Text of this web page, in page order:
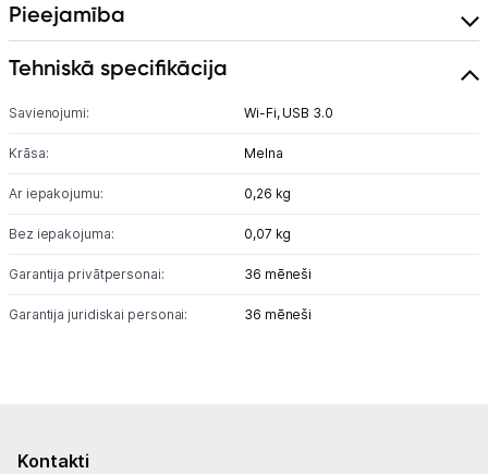
Blogs
Piegāde un apmaksa
Uzņēmumiem
Tet pakalpojumi
Pieejamība
Tehniskā specifikācija
Savienojumi: Wi-Fi, USB 3.0
Krāsa: Melna
Ar iepakojumu: 0,26 kg
Bez iepakojuma: 0,07 kg
Garantija privātpersonai: 36 mēneši
Garantija juridiskai personai: 36 mēneši
Kontakti